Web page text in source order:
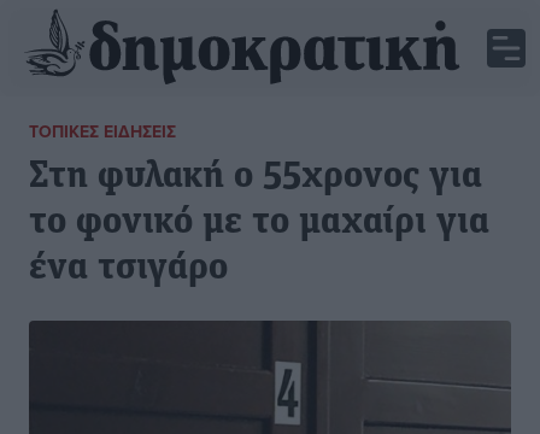
ΤΟΠΙΚΈΣ ΕΙΔΉΣΕΙΣ
Στη φυλακή ο 55χρονος για
το φονικό με το μαχαίρι για
ένα τσιγάρο